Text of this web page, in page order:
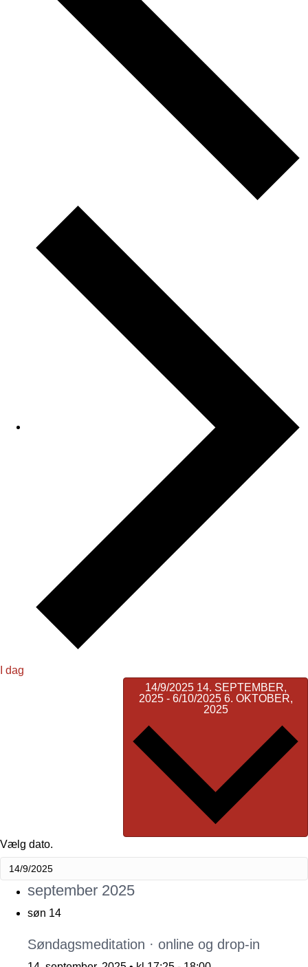
I dag
14/9/2025 14. SEPTEMBER,
2025 - 6/10/2025 6. OKTOBER,
2025
Vælg dato.
september 2025
søn 14
Søndagsmeditation · online og drop-in